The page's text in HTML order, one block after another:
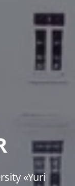
«Yuri